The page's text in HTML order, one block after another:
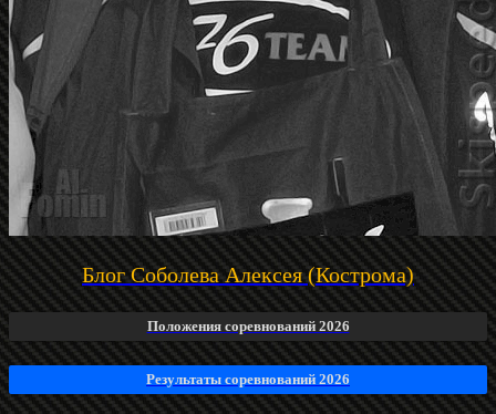
Блог Соболева Алексея (Кострома)
Положения соревнований 2026
Результаты соревнований 2026